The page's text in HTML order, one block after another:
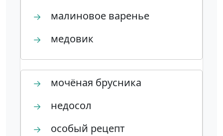
→ малиновое варенье
→ медовик
→ мочёная брусника
→ недосол
→ особый рецепт